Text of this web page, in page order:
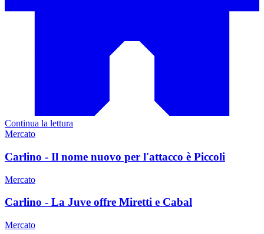
Continua la lettura
Mercato
Carlino - Il nome nuovo per l'attacco è Piccoli
Mercato
Carlino - La Juve offre Miretti e Cabal
Mercato